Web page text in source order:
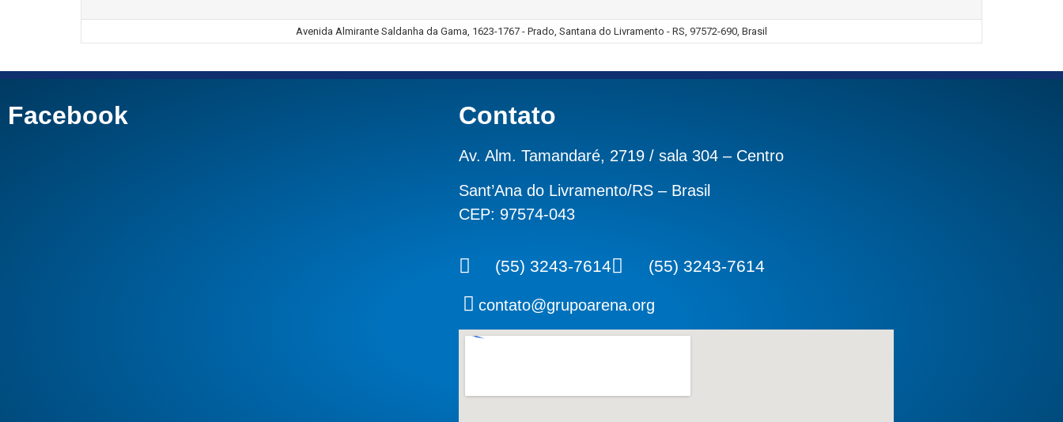
Avenida Almirante Saldanha da Gama, 1623-1767 - Prado, Santana do Livramento - RS, 97572-690, Brasil
Facebook Contato
Av. Alm. Tamandaré, 2719 / sala 304 – Centro
Sant’Ana do Livramento/RS – Brasil
CEP: 97574-043
(55) 3243-7614 (55) 3243-7614
contato@grupoarena.org